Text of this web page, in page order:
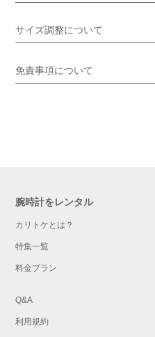
サイズ調整について
免責事項について
腕時計をレンタル
カリトケとは？
特集一覧
料金プラン
Q&A
利用規約